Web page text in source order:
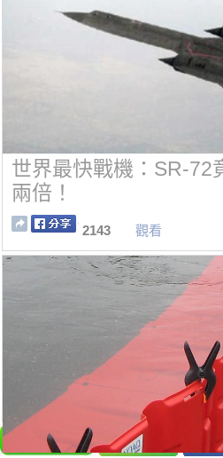
世界最快戰機：SR-72
兩倍！
2143 觀看